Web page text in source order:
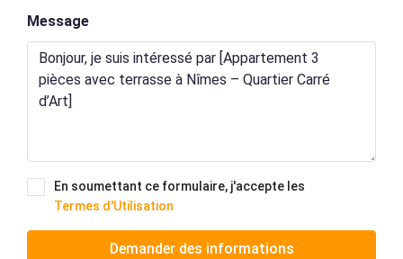
Message
En soumettant ce formulaire, j'accepte les
Termes d'Utilisation
Demander des informations